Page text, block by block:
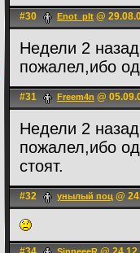
#30 Enot_pIt @
Недели 2
пожалел,ибо
#31 Freem4n @
Недели 2
пожалел,ибо
стоят.
#32 унылый поц @